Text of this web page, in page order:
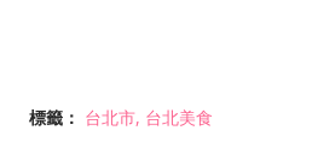
標籤： 台北市 台北美食